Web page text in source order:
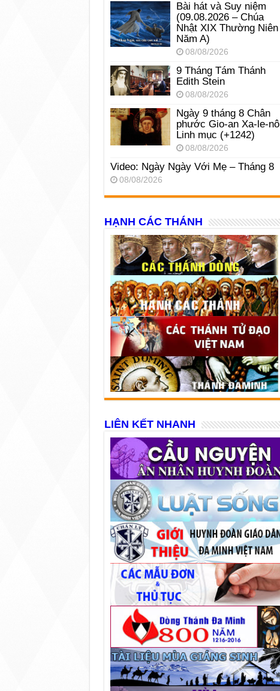
Bài hát và Suy niệm
(09.08.2026 – Chúa
Nhật XIX Thường Niên
Năm A)
08/08/2026
9 Tháng Tám Thánh
Edith Stein
08/08/2026
Ngày 9 tháng 8 Chân
phước Gio-an Xa-le-nô
Linh mục (+1242)
08/08/2026
Video: Ngày Ngày Với Mẹ – Tháng 8
08/08/2026
HẠNH CÁC THÁNH
LIÊN KẾT NHANH